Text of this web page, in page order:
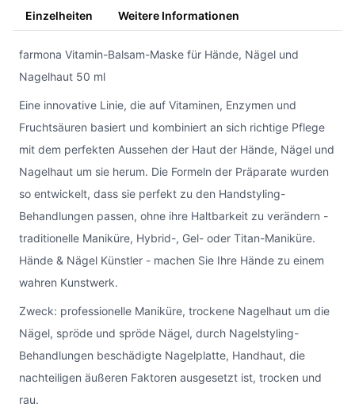
Einzelheiten Weitere Informationen
farmona Vitamin-Balsam-Maske für Hände, Nägel und
Nagelhaut 50 ml
Eine innovative Linie, die auf Vitaminen, Enzymen und
Fruchtsäuren basiert und kombiniert an sich richtige Pflege
mit dem perfekten Aussehen der Haut der Hände, Nägel und
Nagelhaut um sie herum. Die Formeln der Präparate wurden
so entwickelt, dass sie perfekt zu den Handstyling-
Behandlungen passen, ohne ihre Haltbarkeit zu verändern -
traditionelle Maniküre, Hybrid-, Gel- oder Titan-Maniküre.
Hände & Nägel Künstler - machen Sie Ihre Hände zu einem
wahren Kunstwerk.
Zweck: professionelle Maniküre, trockene Nagelhaut um die
Nägel, spröde und spröde Nägel, durch Nagelstyling-
Behandlungen beschädigte Nagelplatte, Handhaut, die
nachteiligen äußeren Faktoren ausgesetzt ist, trocken und
rau.